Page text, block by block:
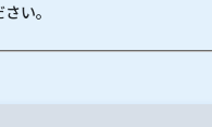
い。